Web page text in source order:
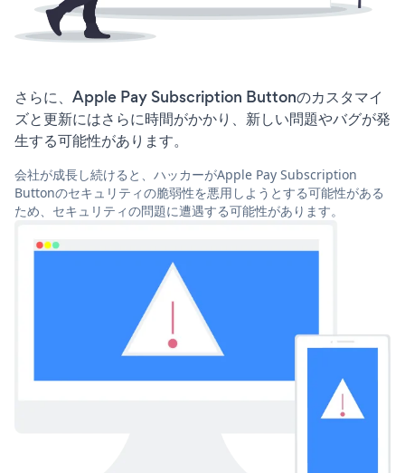
さらに、Apple Pay Subscription Buttonのカスタマイ
ズと更新にはさらに時間がかかり、新しい問題やバグが発
生する可能性があります。
会社が成長し続けると、ハッカーがApple Pay Subscription
Buttonのセキュリティの脆弱性を悪用しようとする可能性がある
ため、セキュリティの問題に遭遇する可能性があります。